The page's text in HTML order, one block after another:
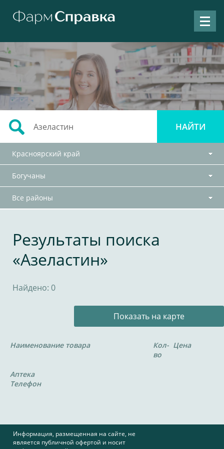
Красноярский край
Богучаны
Все районы
Результаты поиска
«Азеластин»
Найдено: 0
Показать на карте
Наименование товара
Кол-
во
Цена
Аптека
Телефон
Информация, размещенная на сайте, не
является публичной офертой и носит